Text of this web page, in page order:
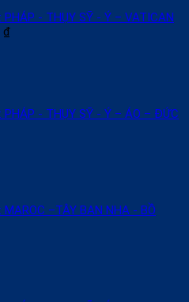
PHÁP - THỤY SỸ - Ý – VATICAN
₫
PHÁP - THỤY SỸ - Ý – ÁO – ĐỨC
MAROC –TÂY BAN NHA - BỒ